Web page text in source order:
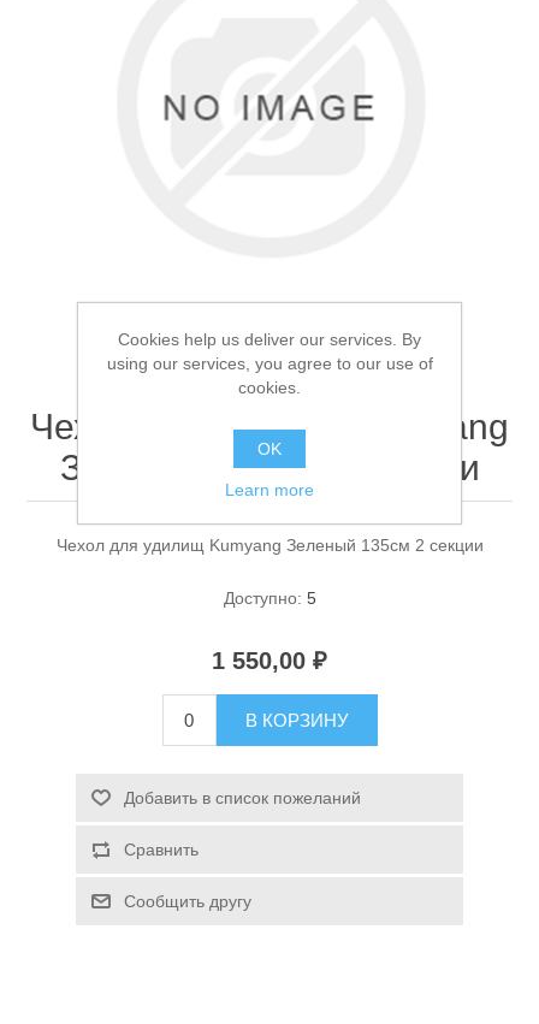
Аксессуары для лодок
Спасательные средства
Чехол для удилищ Kumyang
Зеленый 135см 2 секции
Чехол для удилищ Kumyang Зеленый 135см 2 секции
Доступно: 5
1 550,00 ₽
В КОРЗИНУ
Добавить в список пожеланий
Сравнить
Сообщить другу
Cookies help us deliver our services. By
using our services, you agree to our use of
cookies.
OK
Learn more